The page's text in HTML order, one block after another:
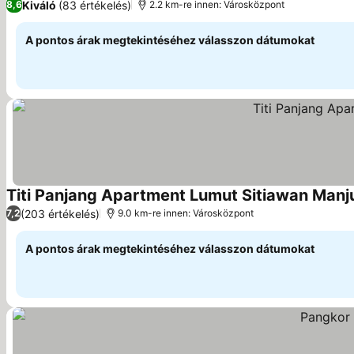
8,6Kiváló (83 értékelés) 2.2 km-re innen: Városközpont
A pontos árak megtekintéséhez válasszon dátumokat
Titi Panjang Apartment Lumut Sitiawan
7,2(203 értékelés) 9.0 km-re innen: Városközpont
A pontos árak megtekintéséhez válasszon dátumokat